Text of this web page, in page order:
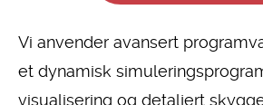
Vi anvender avansert
et dynamisk
visualisering og detaljert